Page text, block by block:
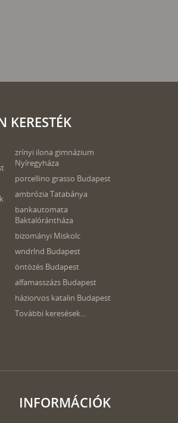
KERESTÉK
zrínyi ilona gimnázium
Nyíregyháza
porcellino grasso Budapest
ambrózia Tatabánya
bankautomata
Baktalórántháza
bizományi Miskolc
wndrlnd Budapest
öntözés Budapest
alfamasszázs Budapest
háziorvos katalin Budapest
További keresések...
INFORMÁCIÓK